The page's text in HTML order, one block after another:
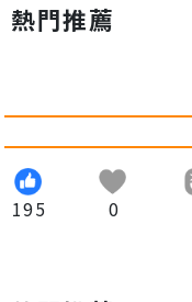
熱門推薦
195 0